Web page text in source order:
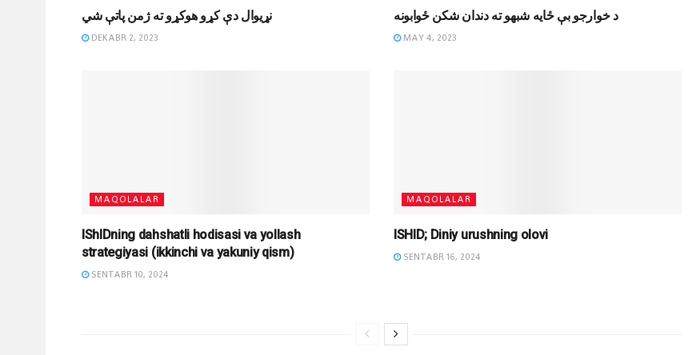
نړیوال دې کړو هوکړو ته ژمن پاتې شي
DEKABR 2, 2023
د خوارجو بې ځایه شبهو ته دندان شکن ځوابونه
MAY 4, 2023
MAQOLALAR
IShIDning dahshatli hodisasi va yollash
strategiyasi (ikkinchi va yakuniy qism)
SENTABR 10, 2024
MAQOLALAR
ISHID; Diniy urushning olovi
SENTABR 16, 2024